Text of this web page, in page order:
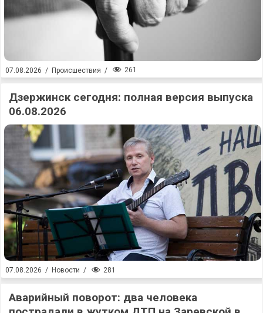
07.08.2026 / Происшествия / 261
Дзержинск сегодня: полная версия выпуска
06.08.2026
07.08.2026 / Новости / 281
Аварийный поворот: два человека